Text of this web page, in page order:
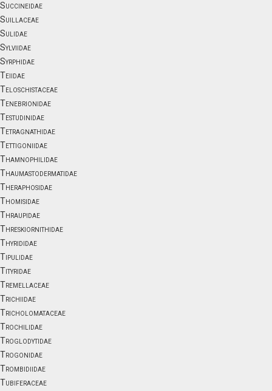
Succineidae
Suillaceae
Sulidae
Sylviidae
Syrphidae
Teiidae
Teloschistaceae
Tenebrionidae
Testudinidae
Tetragnathidae
Tettigoniidae
Thamnophilidae
Thaumastodermatidae
Theraphosidae
Thomisidae
Thraupidae
Threskiornithidae
Thyrididae
Tipulidae
Tityridae
Tremellaceae
Trichiidae
Tricholomataceae
Trochilidae
Troglodytidae
Trogonidae
Trombidiidae
Tubiferaceae